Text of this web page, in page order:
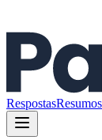
RespostasResumos